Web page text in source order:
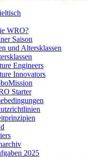
WRO?
Saison
und Altersklassen
Engineers
Innovators
Starter
2025